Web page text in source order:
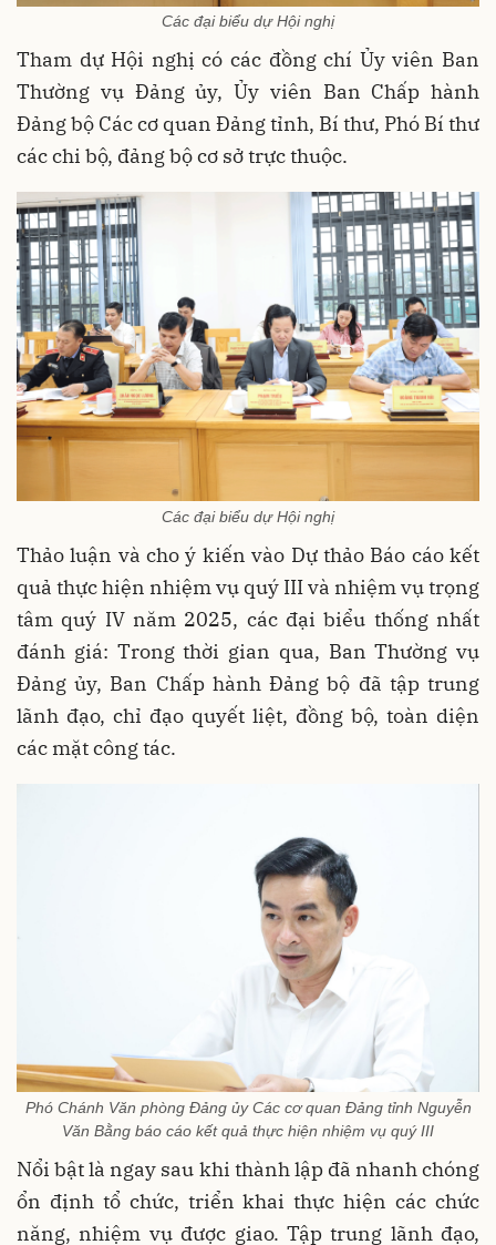
Các đại biểu dự Hội nghị
Tham dự Hội nghị có các đồng chí Ủy viên Ban
Thường vụ Đảng ủy, Ủy viên Ban Chấp hành
Đảng bộ Các cơ quan Đảng tỉnh, Bí thư, Phó Bí thư
các chi bộ, đảng bộ cơ sở trực thuộc.
Các đại biểu dự Hội nghị
Thảo luận và cho ý kiến vào Dự thảo Báo cáo kết
quả thực hiện nhiệm vụ quý III và nhiệm vụ trọng
tâm quý IV năm 2025, các đại biểu thống nhất
đánh giá: Trong thời gian qua, Ban Thường vụ
Đảng ủy, Ban Chấp hành Đảng bộ đã tập trung
lãnh đạo, chỉ đạo quyết liệt, đồng bộ, toàn diện
các mặt công tác.
Phó Chánh Văn phòng Đảng ủy Các cơ quan Đảng tỉnh Nguyễn
Văn Bằng báo cáo kết quả thực hiện nhiệm vụ quý III
Nổi bật là ngay sau khi thành lập đã nhanh chóng
ổn định tổ chức, triển khai thực hiện các chức
năng, nhiệm vụ được giao. Tập trung lãnh đạo,